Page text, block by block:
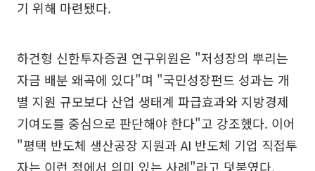
기 위해 마련됐다.
하건형 신한투자증권 연구위원은 "저성장의 뿌리는
자금 배분 왜곡에 있다"며 "국민성장펀드 성과는 개
별 지원 규모보다 산업 생태계 파급효과와 지방경제
기여도를 중심으로 판단해야 한다"고 강조했다. 이어
"평택 반도체 생산공장 지원과 AI 반도체 기업 직접투
자는 이런 점에서 의미 있는 사례"라고 덧붙였다.